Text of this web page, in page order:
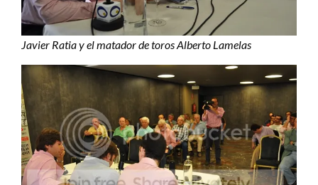
Javier Ratia y el matador de toros Alberto Lamelas